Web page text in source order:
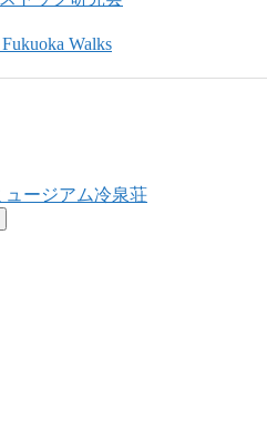
ージアム冷泉荘